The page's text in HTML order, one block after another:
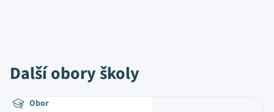
Další obory školy
Obor